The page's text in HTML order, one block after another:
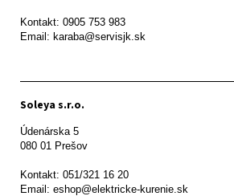
Kontakt: 0905 753 983
Email: karaba@servisjk.sk
Soleya s.r.o.
Údenárska 5
080 01 Prešov
Kontakt: 051/321 16 20
Email: eshop@elektricke-kurenie.sk